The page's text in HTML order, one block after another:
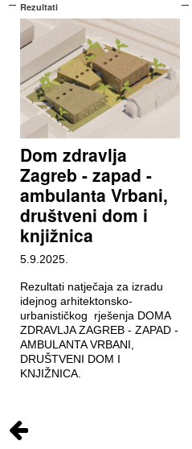
Rezultati
Dom zdravlja
Zagreb - zapad -
ambulanta Vrbani,
društveni dom i
knjižnica
5.9.2025.
Rezultati natječaja za izradu
idejnog arhitektonsko-
urbanističkog rješenja DOMA
ZDRAVLJA ZAGREB - ZAPAD -
AMBULANTA VRBANI,
DRUŠTVENI DOM I
KNJIŽNICA.